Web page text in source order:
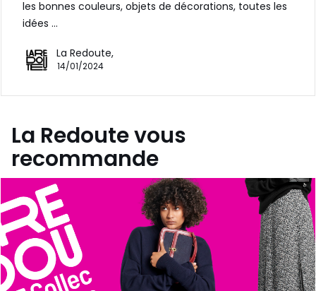
les bonnes couleurs, objets de décorations, toutes les
idées …
La Redoute,
14/01/2024
La Redoute vous
recommande